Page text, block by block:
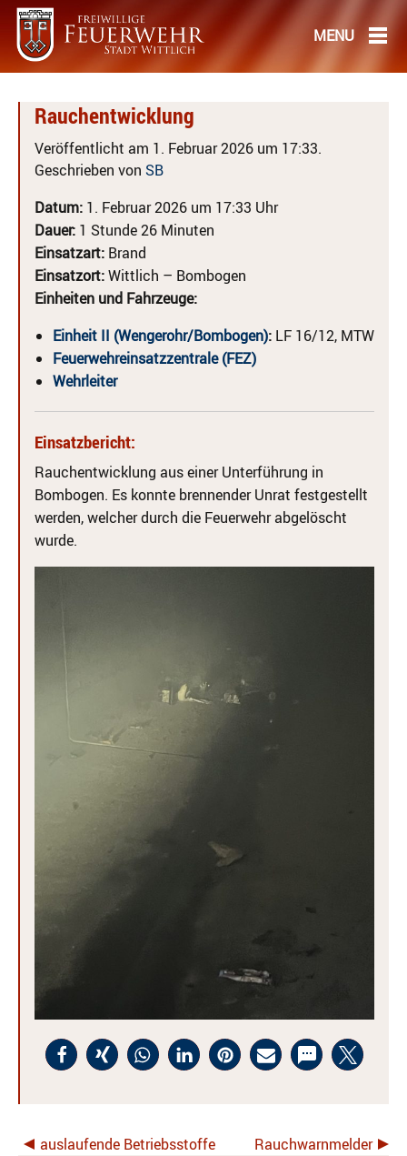
Rauchentwicklung
Veröffentlicht am 1. Februar 2026 um 17:33.
Geschrieben von SB
Datum: 1. Februar 2026 um 17:33 Uhr
Dauer: 1 Stunde 26 Minuten
Einsatzart: Brand
Einsatzort:Wittlich – Bombogen
Einheiten und Fahrzeuge:
Einheit II (Wengerohr/Bombogen): LF 16/12, MTW
Feuerwehreinsatzzentrale (FEZ)
Wehrleiter
Einsatzbericht:
Rauchentwicklung aus einer Unterführung in
Bombogen. Es konnte brennender Unrat festgestellt
werden, welcher durch die Feuerwehr abgelöscht
wurde.
auslaufende Betriebsstoffe Rauchwarnmelder